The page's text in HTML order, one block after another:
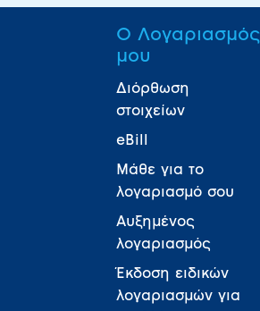
Ο Λογαριασμός
μου
Διόρθωση
στοιχείων
eBill
Μάθε για το
λογαριασμό σου
Αυξημένος
λογαριασμός
Έκδοση ειδικών
λογαριασμών για